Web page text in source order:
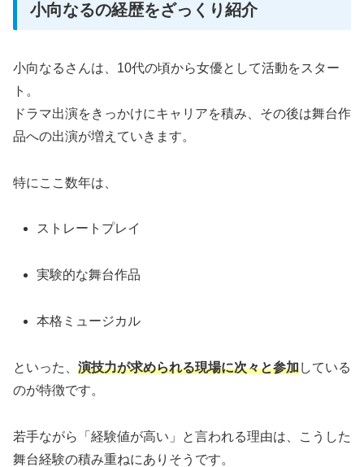
小向なるの経歴をざっくり紹介
小向なるさんは、10代の頃から女優として活動をスター
ト。
ドラマ出演をきっかけにキャリアを積み、その後は舞台作
品への出演が増えていきます。
特にここ数年は、
ストレートプレイ
実験的な舞台作品
本格ミュージカル
といった、 演技力が求められる現場に次々と参加している
のが特徴です。
若手ながら「経験値が高い」と言われる理由は、こうした
舞台経験の積み重ねにありそうです。